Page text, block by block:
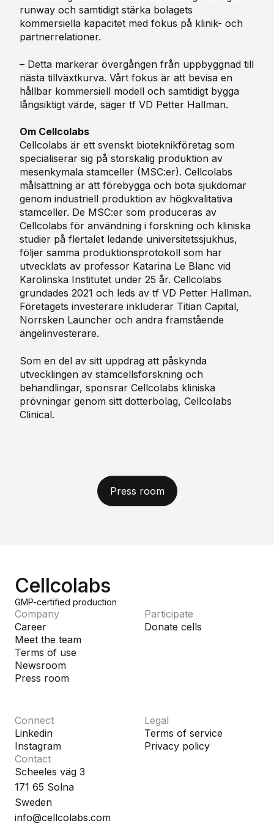
runway och samtidigt stärka bolagets
kommersiella kapacitet med fokus på klinik- och
partnerrelationer.
– Detta markerar övergången från uppbyggnad till
nästa tillväxtkurva. Vårt fokus är att bevisa en
hållbar kommersiell modell och samtidigt bygga
långsiktigt värde, säger tf VD Petter Hallman.
Om Cellcolabs
Cellcolabs är ett svenskt bioteknikföretag som
specialiserar sig på storskalig produktion av
mesenkymala stamceller (MSC:er). Cellcolabs
målsättning är att förebygga och bota sjukdomar
genom industriell produktion av högkvalitativa
stamceller. De MSC:er som produceras av
Cellcolabs för användning i forskning och kliniska
studier på flertalet ledande universitetssjukhus,
följer samma produktionsprotokoll som har
utvecklats av professor Katarina Le Blanc vid
Karolinska Institutet under 25 år. Cellcolabs
grundades 2021 och leds av tf VD Petter Hallman.
Företagets investerare inkluderar Titian Capital,
Norrsken Launcher och andra framstående
ängelinvesterare.
Som en del av sitt uppdrag att påskynda
utvecklingen av stamcellsforskning och
behandlingar, sponsrar Cellcolabs kliniska
prövningar genom sitt dotterbolag, Cellcolabs
Clinical.
Press room
Cellcolabs
GMP-certified production
Company
Career
Meet the team
Terms of use
Newsroom
Press room
Participate
Donate cells
Connect
Linkedin
Instagram
Legal
Terms of service
Privacy policy
Contact
Scheeles väg 3
171 65 Solna
Sweden
info@cellcolabs.com